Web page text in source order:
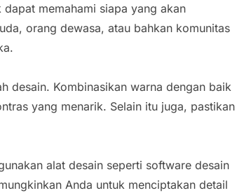
memahami siapa yang akan
orang dewasa, atau bahkan komunitas
desain. Kombinasikan warna dengan baik
yang menarik. Selain itu juga, pastikan
alat desain seperti software desain
Anda untuk menciptakan detail